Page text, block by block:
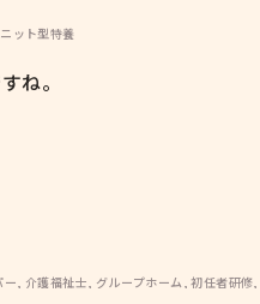
ット型特養
ね。
ー, 介護福祉士, グループホーム, 初任者研